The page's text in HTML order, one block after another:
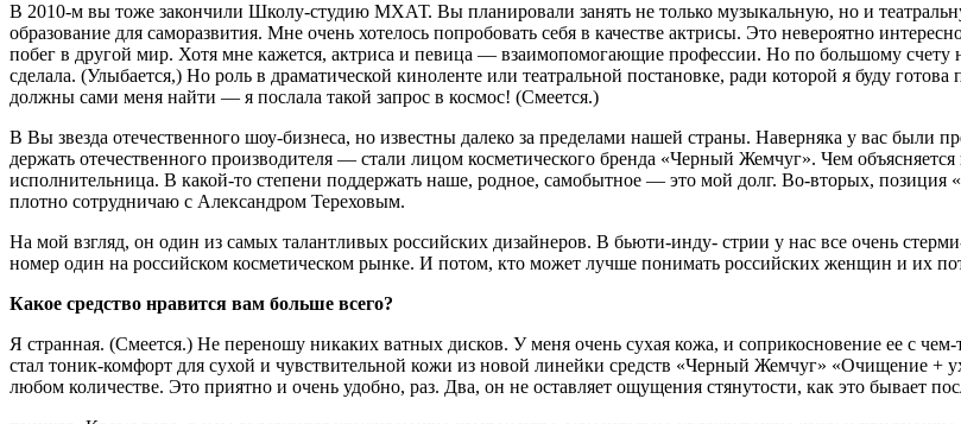
В 2010-м вы тоже закончили Школу-студию МХАТ. Вы пла­нировали занять не только музыкальную, но и
образование для саморазвития. Мне очень хотелось попробовать себя в ка­честве актрисы. Это неверо­ятно
побег в другой мир. Хотя мне кажется, актриса и певица — взаимопомогающие профес­сии. Но по большому счету
сделала. (Улыбает­ся,) Но роль в драматической киноленте или театральной по­становке, ради которой я буду
должны сами меня найти — я послала та­кой запрос в космос! (Смеется.)
В Вы звезда отечественного шоу-бизнеса, но известны далеко за пределами нашей страны. Наверняка у вас
держать отечественного про­изводителя — стали лицом косметического бренда «Чер­ный Жемчуг». Чем
испол­нительница. В какой-то степе­ни поддержать наше, родное, самобытное — это мой долг. Во-вторых, позиция
плотно сотрудничаю с Александром Тереховым.
На мой взгляд, он один из са­мых талантливых российских дизайнеров. В бьюти-инду- стрии у нас все очень
номер один на рос­сийском косметическом рын­ке. И потом, кто может лучше понимать российских женщин и их
Какое средство нравится вам больше всего?
Я стран­ная. (Смеется.) Не переношу никаких ватных дисков. У меня очень сухая кожа, и соприкос­новение ее с
стал тоник-комфорт для сухой и чувствительной кожи из новой линейки средств «Черный Жемчуг» «Очищение +
любом количе­стве. Это приятно и очень удоб­но, раз. Два, он не оставляет ощущения стянутости, как это бывает